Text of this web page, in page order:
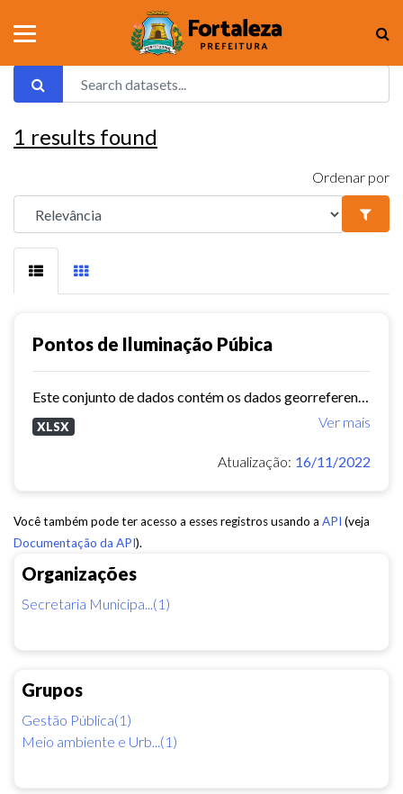
Organizações
Secretaria Municipa...(1)
Grupos
Gestão Pública(1)
Meio ambiente e Urb...(1)
1 results found
Ordenar por
Pontos de Iluminação Púbica
Ver mais
XLSX
Atualização: 16/11/2022
Você também pode ter acesso a esses registros usando a API (veja
Documentação da API).